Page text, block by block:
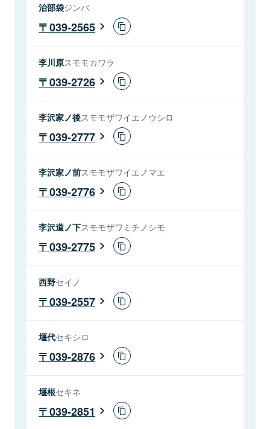
治部袋ジンバ
039-2565
李川原スモモカワラ
039-2726
李沢家ノ後スモモザワイエノウシロ
039-2777
李沢家ノ前スモモザワイエノマエ
039-2776
李沢道ノ下スモモザワミチノシモ
039-2775
西野セイノ
039-2557
堰代セキシロ
039-2876
堰根セキネ
039-2851